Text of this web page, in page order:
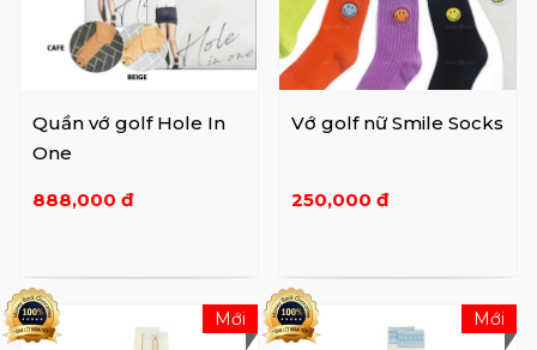
Quần vớ golf Hole In
One
888,000 đ
Vớ golf nữ Smile Socks
250,000 đ
Mới Mới